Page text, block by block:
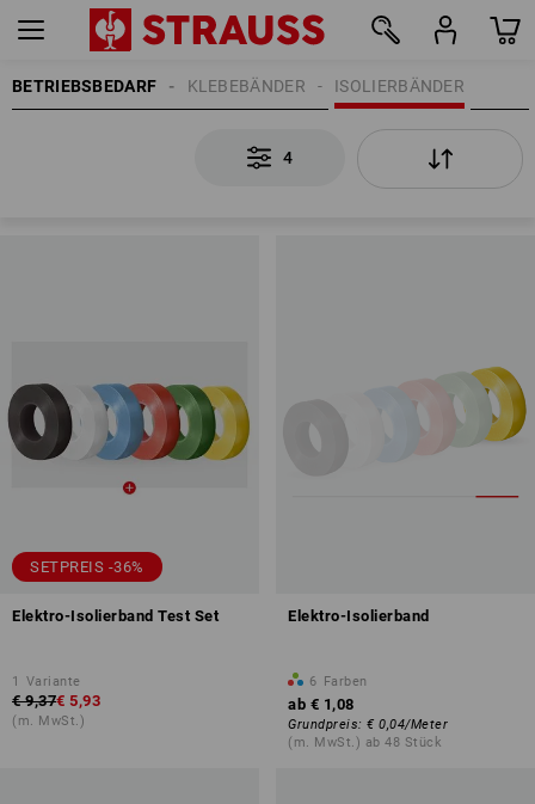
BETRIEBSBEDARF ISOLIERBÄNDER
KLEBEBÄNDER
4
SETPREIS -36%
Elektro-Isolierband Test Set
1 Variante
€ 9,37€ 5,93
(m. MwSt.)
Elektro-Isolierband
6 Farben
ab € 1,08
Grundpreis: € 0,04/Meter
(m. MwSt.) ab 48 Stück